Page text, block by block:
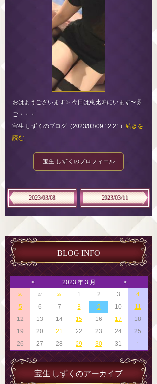
おはようございます✨ 今日は恵比寿にいます〜✌️
ご・・・
宝生 しずくのブログ（2023/03/09 12:21） 続きを
読む
宝生 しずくのプロフィール
2023/03/08 2023/03/11
BLOG INFO
< 2023 年 3 月 >
26 27 28 1 2 3
4
5
6 7 8 9 10
11
12
13 14 15 16 17
18
19
20 21 22 23 24
25
26
27 28 29 30 31 1
宝生 しずくのアーカイブ